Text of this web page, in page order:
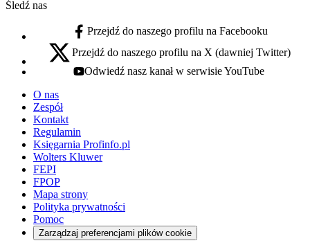
Śledź nas
facebook - otwiera się w nowej karcie
Przejdź do naszego profilu na Facebooku
x - otwiera się w nowej karcie
Przejdź do naszego profilu na X (dawniej Twitter)
youtube - otwiera się w nowej karcie
Odwiedź nasz kanał w serwisie YouTube
O nas
Zespół
Kontakt
Regulamin
Księgarnia Profinfo.pl
Wolters Kluwer
FEPI
FPOP
Mapa strony
Polityka prywatności
Pomoc
Zarządzaj preferencjami plików cookie